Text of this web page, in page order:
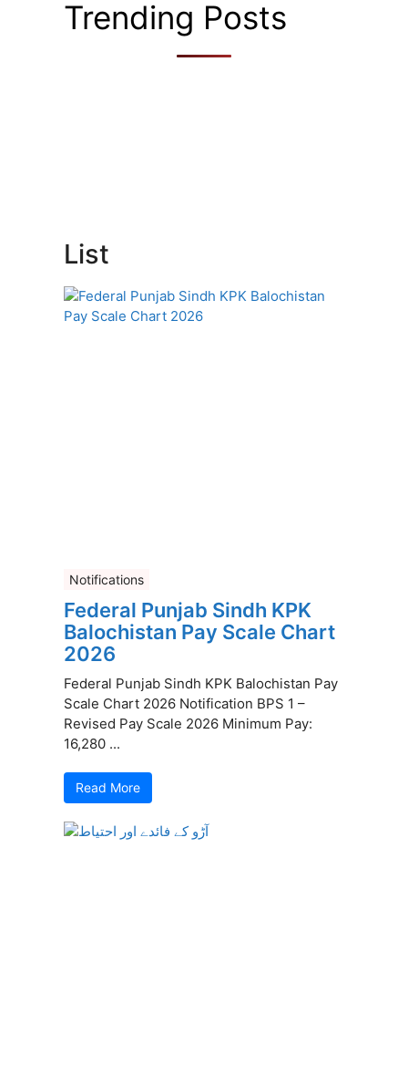
Trending Posts
List
Notifications
Federal Punjab Sindh KPK
Balochistan Pay Scale Chart
2026
Federal Punjab Sindh KPK Balochistan Pay
Scale Chart 2026 Notification BPS 1 –
Revised Pay Scale 2026 Minimum Pay:
16,280 ...
Read More